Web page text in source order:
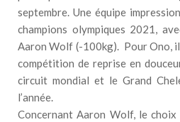
septembre. Une équipe
champions olympiques 2021,
Aaron Wolf (-100kg). Pour Ono, il
compétition de reprise en
circuit mondial et le Grand
l’année.
Concernant Aaron Wolf, le